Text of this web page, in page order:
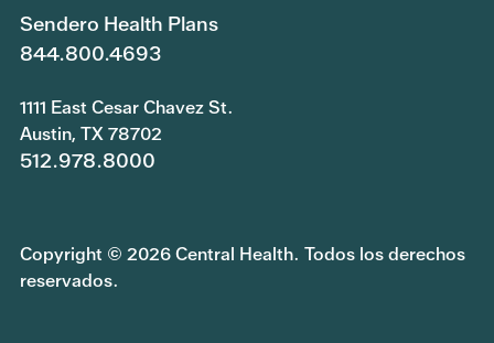
Sendero Health Plans
844.800.4693
1111 East Cesar Chavez St.
Austin, TX 78702
512.978.8000
Copyright © 2026 Central Health. Todos los derechos
reservados.